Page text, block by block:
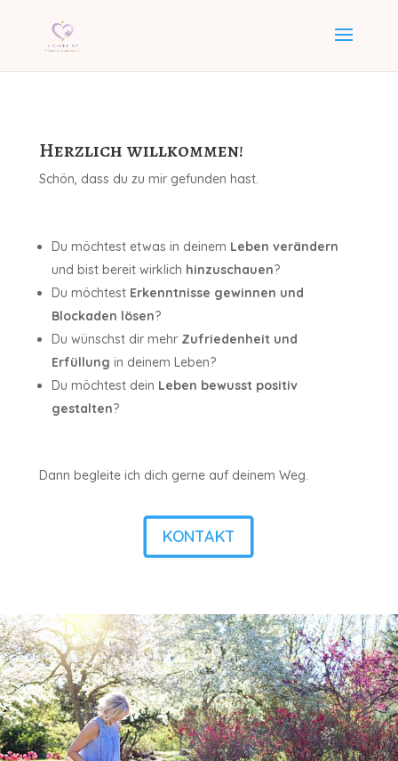
Herzlich willkommen!
Schön, dass du zu mir gefunden hast.
Du möchtest etwas in deinem Leben verändern
und bist bereit wirklich hinzuschauen?
Du möchtest Erkenntnisse gewinnen und
Blockaden lösen?
Du wünschst dir mehr Zufriedenheit und
Erfüllung in deinem Leben?
Du möchtest dein Leben bewusst positiv
gestalten?
Dann begleite ich dich gerne auf deinem Weg.
KONTAKT